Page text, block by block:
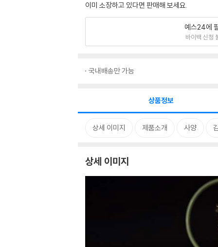
이미 소장하고 있다면 판매해 보세요.
예스24에
바이백 신청
국내배송만 가능
상품정보
상세 이미지 제품소개 사양
상세 이미지